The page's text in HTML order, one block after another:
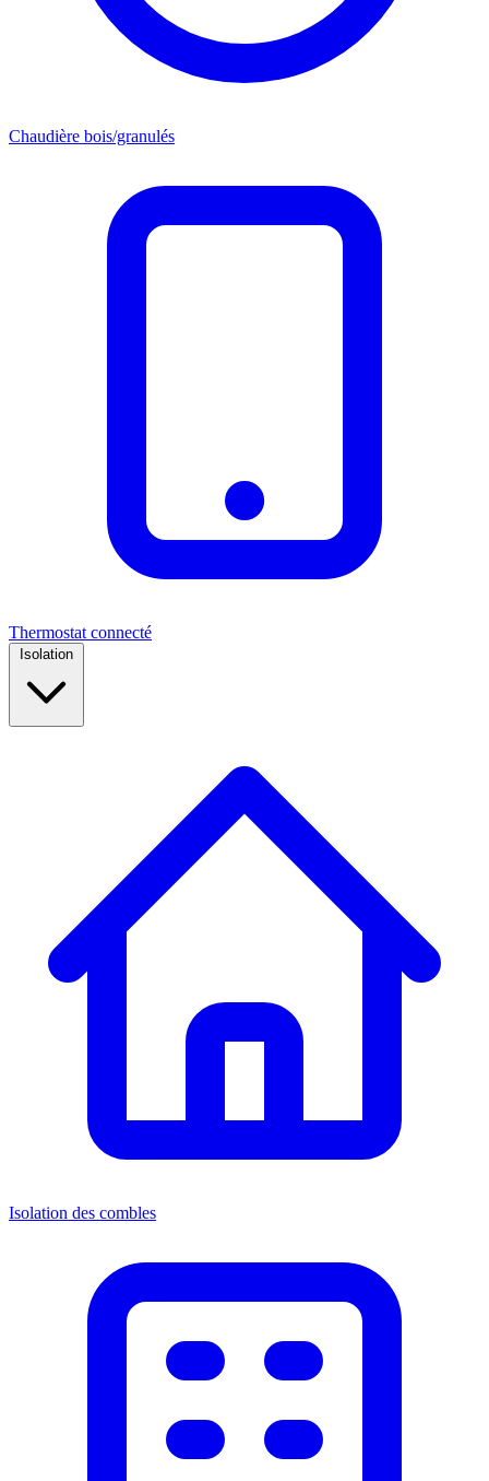
Chaudière bois/granulés
Thermostat connecté
Isolation des combles